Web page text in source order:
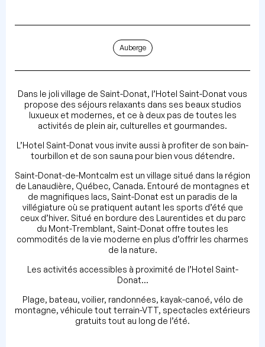
Auberge
Dans le joli village de Saint-Donat, l’Hotel Saint-Donat vous
propose des séjours relaxants dans ses beaux studios
luxueux et modernes, et ce à deux pas de toutes les
activités de plein air, culturelles et gourmandes.
L’Hotel Saint-Donat vous invite aussi à profiter de son bain-
tourbillon et de son sauna pour bien vous détendre.
Saint-Donat-de-Montcalm est un village situé dans la région
de Lanaudière, Québec, Canada. Entouré de montagnes et
de magnifiques lacs, Saint-Donat est un paradis de la
villégiature où se pratiquent autant les sports d’été que
ceux d’hiver. Situé en bordure des Laurentides et du parc
du Mont-Tremblant, Saint-Donat offre toutes les
commodités de la vie moderne en plus d’offrir les charmes
de la nature.
Les activités accessibles à proximité de l’Hotel Saint-
Donat…
Plage, bateau, voilier, randonnées, kayak-canoé, vélo de
montagne, véhicule tout terrain-VTT, spectacles extérieurs
gratuits tout au long de l’été.